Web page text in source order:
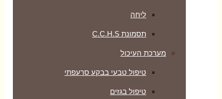
ליחה
תסמונת C.C.H.S
מערכת העיכול
טיפול טבעי בבקע סרעפתי
טיפול בגזים